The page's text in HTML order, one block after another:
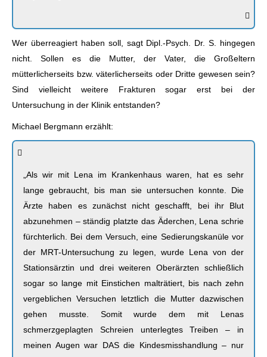
Wer überreagiert haben soll, sagt Dipl.-Psych. Dr. S. hingegen
nicht. Sollen es die Mutter, der Vater, die Großeltern
mütterlicherseits bzw. väterlicherseits oder Dritte gewesen sein?
Sind vielleicht weitere Frakturen sogar erst bei der
Untersuchung in der Klinik entstanden?
Michael Bergmann erzählt:
„Als wir mit Lena im Krankenhaus waren, hat es sehr
lange gebraucht, bis man sie untersuchen konnte. Die
Ärzte haben es zunächst nicht geschafft, bei ihr Blut
abzunehmen – ständig platzte das Äderchen, Lena schrie
fürchterlich. Bei dem Versuch, eine Sedierungskanüle vor
der MRT-Untersuchung zu legen, wurde Lena von der
Stationsärztin und drei weiteren Oberärzten schließlich
sogar so lange mit Einstichen malträtiert, bis nach zehn
vergeblichen Versuchen letztlich die Mutter dazwischen
gehen musste. Somit wurde dem mit Lenas
schmerzgeplagten Schreien unterlegtes Treiben – in
meinen Augen war DAS die Kindesmisshandlung – nur